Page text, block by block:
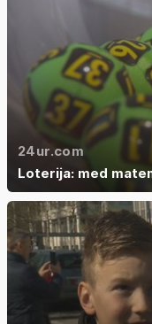
24ur.com
Loterija: med